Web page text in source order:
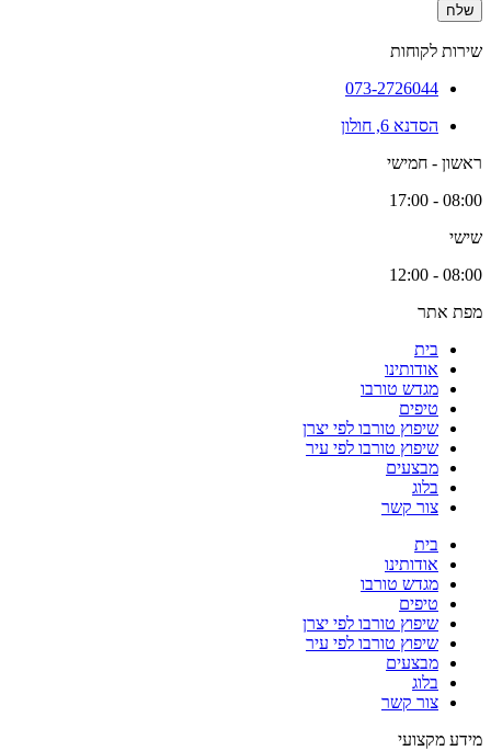
שלח
שירות לקוחות
073-2726044
הסדנא 6, חולון
ראשון - חמישי
08:00 - 17:00
שישי
08:00 - 12:00
מפת אתר
בית
אודותינו
מגדש טורבו
טיפים
שיפוץ טורבו לפי יצרן
שיפוץ טורבו לפי עיר
מבצעים
בלוג
צור קשר
בית
אודותינו
מגדש טורבו
טיפים
שיפוץ טורבו לפי יצרן
שיפוץ טורבו לפי עיר
מבצעים
בלוג
צור קשר
מידע מקצועי